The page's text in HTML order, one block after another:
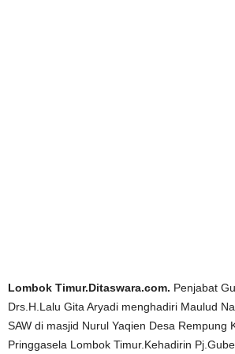
Lombok Timur.Ditaswara.com. Penjabat
Drs.H.Lalu Gita Aryadi menghadiri Maulud
SAW di masjid Nurul Yaqien Desa Rempung
Pringgasela Lombok Timur.Kehadirin